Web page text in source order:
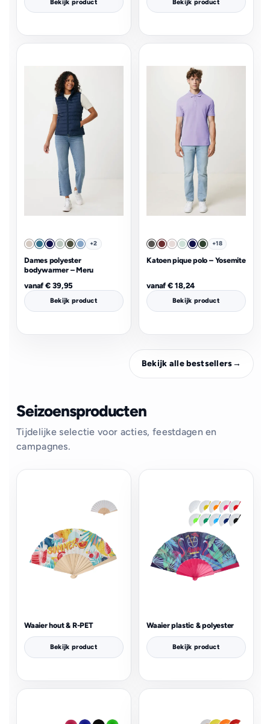
Bekijk product Bekijk product
+2
Dames polyester
bodywarmer – Meru
vanaf€ 39,95
Bekijk product
+18
Katoen pique polo – Yosemite
vanaf€ 18,24
Bekijk product
Bekijk alle bestsellers→
Seizoensproducten
Tijdelijke selectie voor acties, feestdagen en
campagnes.
Waaier hout & R-PET
Bekijk product
Waaier plastic & polyester
Bekijk product